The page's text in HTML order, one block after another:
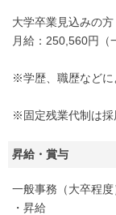
大学卒業見込みの方
月給：250,560円（
※学歴、職歴などに
※固定残業代制は採
昇給・賞与
一般事務（大卒程度
・昇給